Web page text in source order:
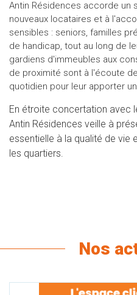
Antin Résidences accorde un
nouveaux locataires et à
sensibles : seniors, familles
de handicap, tout au long de
gardiens d'immeubles aux
de proximité sont à l'écoute
quotidien pour leur apporter
En étroite concertation avec
Antin Résidences veille à
essentielle à la qualité de vie
les quartiers.
Nos